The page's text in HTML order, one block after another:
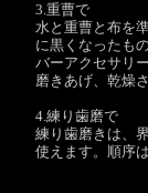
3.重曹で
水と重曹と布を
に黒くなったも
バーアクセサリ
磨きあげ、乾燥
4.練り歯磨で
練り歯磨きは、
使えます。順序